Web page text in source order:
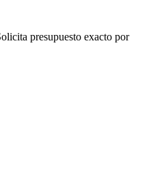
presupuesto exacto por